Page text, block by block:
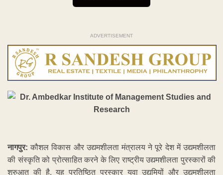
ADVERTISEMENT
नागपुर:कौशल विकास और उद्यमशीलता मंत्रालय ने पूरे देश में उद्यमशीलता
की संस्कृति को प्रोत्साहित करने के लिए राष्ट्रीय उद्यमशीलता पुरस्कारों की
शुरुआत की है. यह प्रतिष्ठित पुरस्कार युवा उद्यमियों और उद्यमशीलता